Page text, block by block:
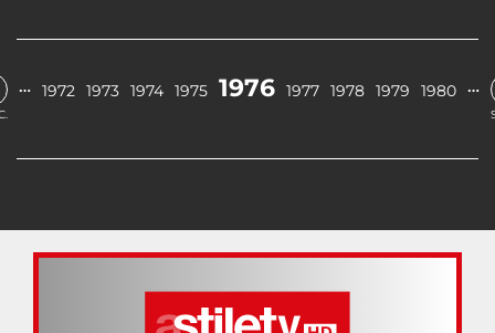
… 1972 1973 1974 1975 1976 1977 1978 1979 1980 …